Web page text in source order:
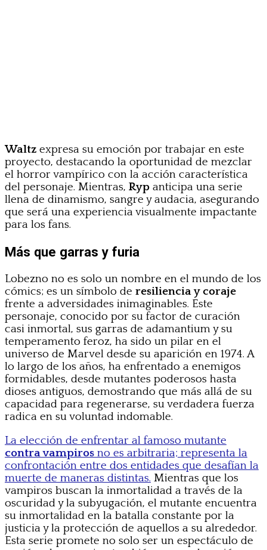
Waltz expresa su emoción por trabajar en este
proyecto, destacando la oportunidad de mezclar
el horror vampírico con la acción característica
del personaje. Mientras, Ryp anticipa una serie
llena de dinamismo, sangre y audacia, asegurando
que será una experiencia visualmente impactante
para los fans.
Más que garras y furia
Lobezno no es solo un nombre en el mundo de los
cómics; es un símbolo de resiliencia y coraje
frente a adversidades inimaginables. Este
personaje, conocido por su factor de curación
casi inmortal, sus garras de adamantium y su
temperamento feroz, ha sido un pilar en el
universo de Marvel desde su aparición en 1974. A
lo largo de los años, ha enfrentado a enemigos
formidables, desde mutantes poderosos hasta
dioses antiguos, demostrando que más allá de su
capacidad para regenerarse, su verdadera fuerza
radica en su voluntad indomable.
La elección de enfrentar al famoso mutante
contra vampiros no es arbitraria; representa la
confrontación entre dos entidades que desafían la
muerte de maneras distintas. Mientras que los
vampiros buscan la inmortalidad a través de la
oscuridad y la subyugación, el mutante encuentra
su inmortalidad en la batalla constante por la
justicia y la protección de aquellos a su alrededor.
Esta serie promete no solo ser un espectáculo de